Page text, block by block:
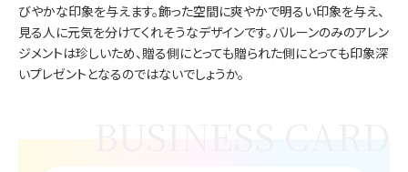
びやかな印象を与えます。飾った空間に爽やかで明るい印象を与え、
見る人に元気を分けてくれそうなデザインです。バルーンのみのアレン
ジメントは珍しいため、贈る側にとっても贈られた側にとっても印象深
いプレゼントとなるのではないでしょうか。